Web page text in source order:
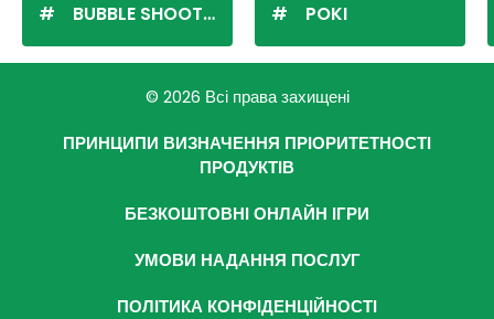
BUBBLE SHOOTER POKI
© 2026 Всі права захищені
ПРИНЦИПИ ВИЗНАЧЕННЯ ПРІОРИТЕТНОСТІ
ПРОДУКТІВ
БЕЗКОШТОВНІ ОНЛАЙН ІГРИ
УМОВИ НАДАННЯ ПОСЛУГ
ПОЛІТИКА КОНФІДЕНЦІЙНОСТІ